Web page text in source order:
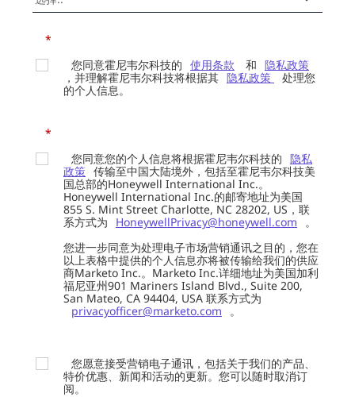
*
您同意霍尼韦尔科技的 使用条款 和 隐私政策
，并理解霍尼韦尔科技将根据其 隐私政策
处理您
的个人信息。
*
您同意您的个人信息将根据霍尼韦尔科技的 隐私
政策 传输至中国大陆境外，包括至霍尼韦尔科技美
国总部的Honeywell International Inc.。
Honeywell International Inc.的邮寄地址为美国
855 S. Mint Street Charlotte, NC 28202, US，联
系方式为
HoneywellPrivacy@honeywell.com
。
您进一步同意为处理电子市场营销通讯之目的，您在
以上表格中提供的个人信息亦将被传输给我们的供应
商Marketo Inc.。Marketo Inc.详细地址为美国加利
福尼亚州901 Mariners Island Blvd., Suite 200,
San Mateo, CA 94404, USA 联系方式为
privacyofficer@marketo.com
。
您愿意接受营销电子通讯，包括关于我们的产品、
特价优惠、新闻和活动的更新。您可以随时取消订
阅。